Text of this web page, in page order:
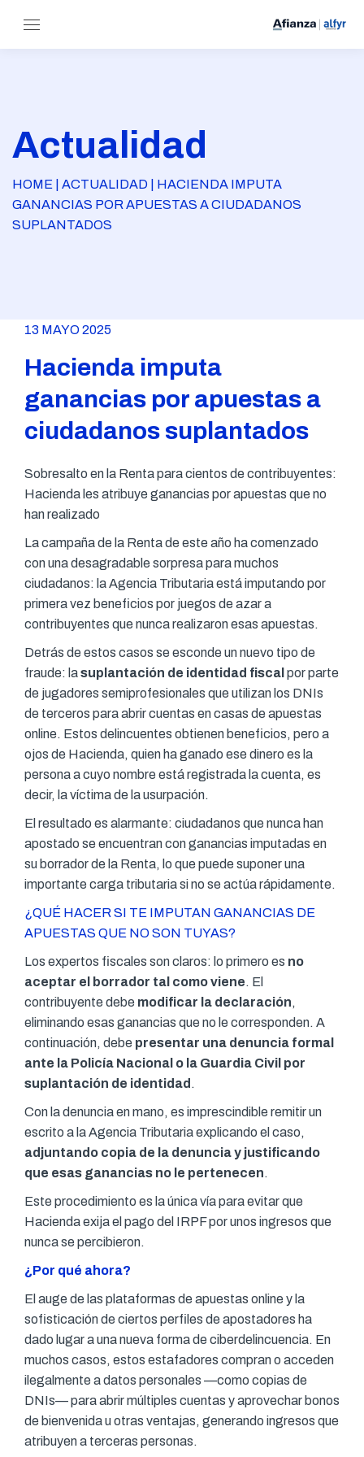
Actualidad
HOME | ACTUALIDAD | HACIENDA IMPUTA
GANANCIAS POR APUESTAS A CIUDADANOS
SUPLANTADOS
13 MAYO 2025
Hacienda imputa
ganancias por apuestas a
ciudadanos suplantados
Sobresalto en la Renta para cientos de contribuyentes:
Hacienda les atribuye ganancias por apuestas que no
han realizado
La campaña de la Renta de este año ha comenzado
con una desagradable sorpresa para muchos
ciudadanos: la Agencia Tributaria está imputando por
primera vez beneficios por juegos de azar a
contribuyentes que nunca realizaron esas apuestas.
Detrás de estos casos se esconde un nuevo tipo de
fraude: lasuplantación de identidad fiscal por parte
de jugadores semiprofesionales que utilizan los DNIs
de terceros para abrir cuentas en casas de apuestas
online. Estos delincuentes obtienen beneficios, pero a
ojos de Hacienda, quien ha ganado ese dinero es la
persona a cuyo nombre está registrada la cuenta, es
decir, la víctima de la usurpación.
El resultado es alarmante: ciudadanos que nunca han
apostado se encuentran con ganancias imputadas en
su borrador de la Renta, lo que puede suponer una
importante carga tributaria si no se actúa rápidamente.
¿QUÉ HACER SI TE IMPUTAN GANANCIAS DE
APUESTAS QUE NO SON TUYAS?
Los expertos fiscales son claros: lo primero es no
aceptar el borrador tal como viene. El
contribuyente debe modificar la declaración,
eliminando esas ganancias que no le corresponden. A
continuación, debe presentar una denuncia formal
ante la Policía Nacional o la Guardia Civil por
suplantación de identidad .
Con la denuncia en mano, es imprescindible remitir un
escrito a la Agencia Tributaria explicando el caso,
adjuntando copia de la denuncia y justificando
que esas ganancias no le pertenecen.
Este procedimiento es la única vía para evitar que
Hacienda exija el pago del IRPF por unos ingresos que
nunca se percibieron.
¿Por qué ahora?
El auge de las plataformas de apuestas online y la
sofisticación de ciertos perfiles de apostadores ha
dado lugar a una nueva forma de ciberdelincuencia. En
muchos casos, estos estafadores compran o acceden
ilegalmente a datos personales —como copias de
DNIs— para abrir múltiples cuentas y aprovechar bonos
de bienvenida u otras ventajas, generando ingresos que
atribuyen a terceras personas.